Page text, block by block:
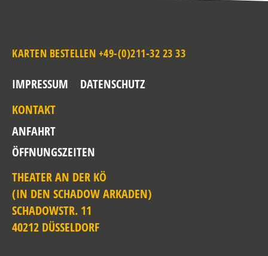
KARTEN BESTELLEN +49-(0)211-32 23 33
IMPRESSUM
DATENSCHUTZ
KONTAKT
ANFAHRT
ÖFFNUNGSZEITEN
THEATER AN DER KÖ
(IN DEN SCHADOW ARKADEN)
SCHADOWSTR. 11
40212 DÜSSELDORF